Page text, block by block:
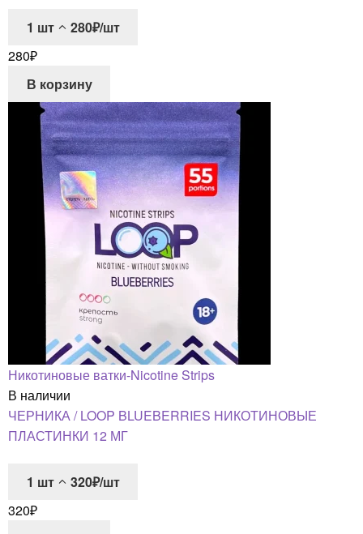
1 шт
280₽/шт
280₽
В корзину
Никотиновые ватки-Nicotine Strips
В наличии
ЧЕРНИКА / LOOP BLUEBERRIES НИКОТИНОВЫЕ
ПЛАСТИНКИ 12 МГ
1 шт
320₽/шт
320₽